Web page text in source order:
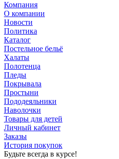
Компания
О компании
Новости
Политика
Каталог
Постельное бельё
Халаты
Полотенца
Пледы
Покрывала
Простыни
Пододеяльники
Наволочки
Товары для детей
Личный кабинет
Заказы
История покупок
Будьте всегда в курсе!